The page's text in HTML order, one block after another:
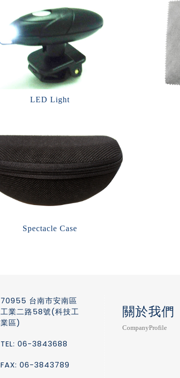
LED Light
Spectacle Case
70955 台南市安南區
工業二路58號(科技工
業區)
TEL: 06-3843688
FAX: 06-3843789
關於我們
CompanyProfile